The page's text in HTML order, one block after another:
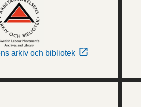
arkiv och bibliotek